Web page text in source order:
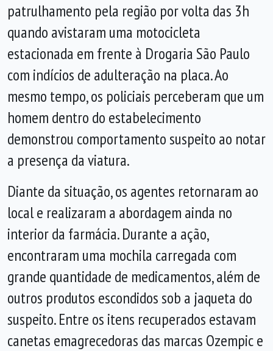
patrulhamento pela região por volta das 3h
quando avistaram uma motocicleta
estacionada em frente à Drogaria São Paulo
com indícios de adulteração na placa. Ao
mesmo tempo, os policiais perceberam que um
homem dentro do estabelecimento
demonstrou comportamento suspeito ao notar
a presença da viatura.
Diante da situação, os agentes retornaram ao
local e realizaram a abordagem ainda no
interior da farmácia. Durante a ação,
encontraram uma mochila carregada com
grande quantidade de medicamentos, além de
outros produtos escondidos sob a jaqueta do
suspeito. Entre os itens recuperados estavam
canetas emagrecedoras das marcas Ozempic e